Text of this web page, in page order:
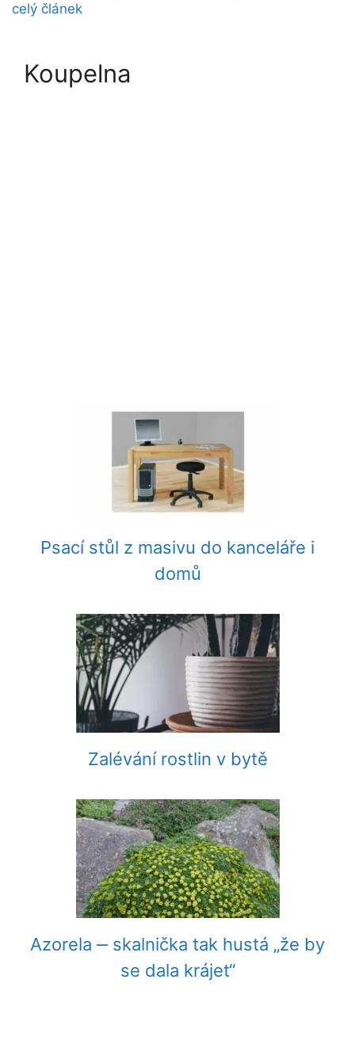
celý článek
Koupelna
Psací stůl z masivu do kanceláře i
domů
Zalévání rostlin v bytě
Azorela ‒ skalnička tak hustá „že by
se dala krájet“